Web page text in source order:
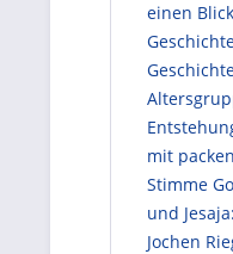
einen
mit
Stimme
und
Jochen